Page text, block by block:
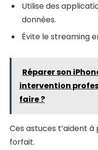
Utilise des
données.
Évite le streaming
Réparer son
intervention
faire ?
Ces astuces t’aident
forfait.